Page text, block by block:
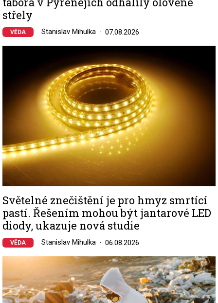
střely
VĚDA Stanislav Mihulka 07.08.2026
Světelné znečištění je pro hmyz smrtící
pastí. Řešením mohou být jantarové LED
diody, ukazuje nová studie
VĚDA Stanislav Mihulka 06.08.2026
Image